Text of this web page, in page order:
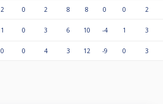
2 0 2 8 8 0 0 2
1 0 3 6 10 -4 1 3
0 0 4 3 12 -9 0 3